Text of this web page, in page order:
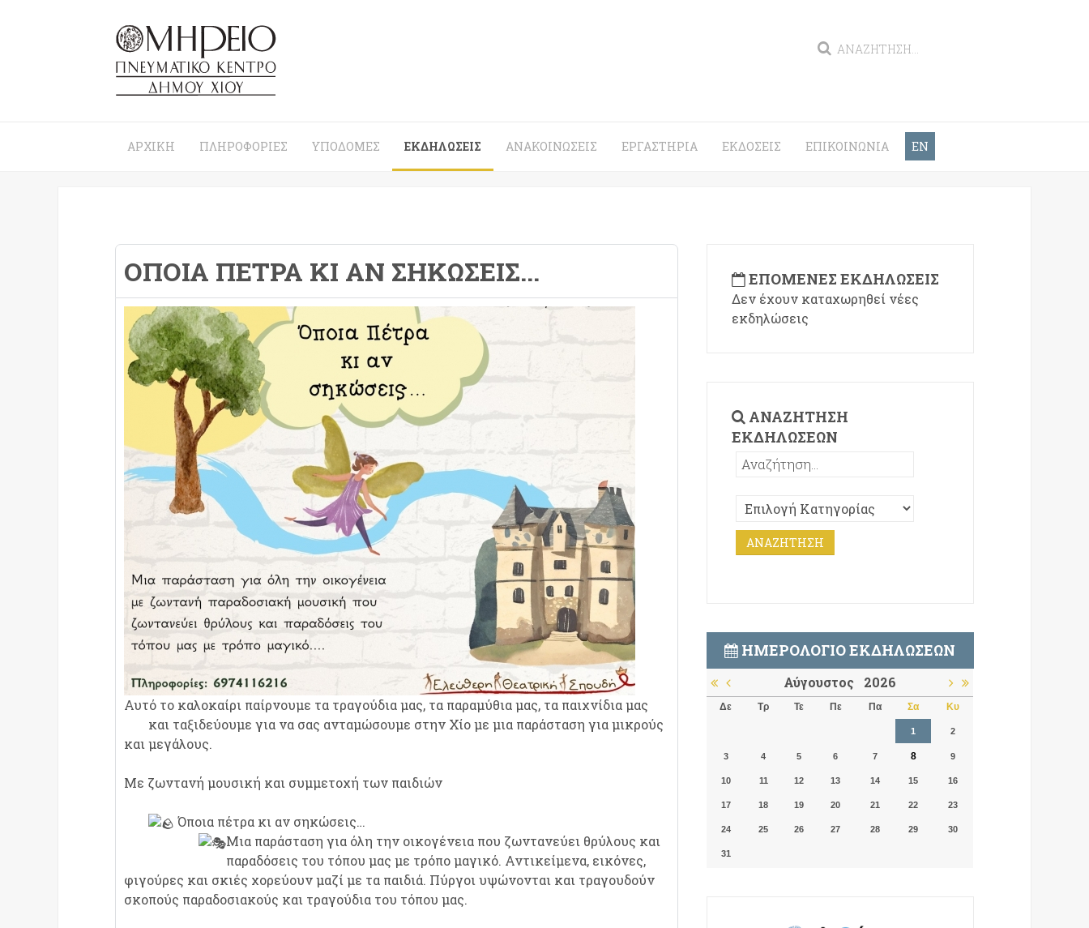
ΑΡΧΙΚΉ ΠΛΗΡΟΦΟΡΊΕΣ ΥΠΟΔΟΜΈΣ ΕΚΔΗΛΏΣΕΙΣ ΑΝΑΚΟΙΝΏΣΕΙΣ ΕΡΓΑΣΤΉΡΙΑ ΕΚΔΌΣΕΙΣ ΕΠΙΚΟΙΝΩΝΊΑ EN
ΟΠΟΙΑ ΠΕΤΡΑ ΚΙ ΑΝ ΣΗΚΩΣΕΙΣ...
Αυτό το καλοκαίρι παίρνουμε τα τραγούδια μας, τα παραμύθια μας, τα παιχνίδια μας
και ταξιδεύουμε για να σας ανταμώσουμε στην Χίο με μια παράσταση για μικρούς
και μεγάλους.
Με ζωντανή μουσική και συμμετοχή των παιδιών
Όποια πέτρα κι αν σηκώσεις…
Μια παράσταση για όλη την οικογένεια που ζωντανεύει θρύλους και
παραδόσεις του τόπου μας με τρόπο μαγικό. Αντικείμενα, εικόνες,
φιγούρες και σκιές χορεύουν μαζί με τα παιδιά. Πύργοι υψώνονται και τραγουδούν
σκοπούς παραδοσιακούς και τραγούδια του τόπου μας.
ΕΠΌΜΕΝΕΣ ΕΚΔΗΛΏΣΕΙΣ
Δεν έχουν καταχωρηθεί νέες
εκδηλώσεις
ΑΝΑΖΉΤΗΣΗ
ΕΚΔΗΛΏΣΕΩΝ
ΗΜΕΡΟΛΌΓΙΟ ΕΚΔΗΛΏΣΕΩΝ
Αύγουστος 2026
Δε Τρ Τε Πε Πα Σα Κυ
1 2
3 4 5 6 7 8 9
10 11 12 13 14 15 16
17 18 19 20 21 22 23
24 25 26 27 28 29 30
31